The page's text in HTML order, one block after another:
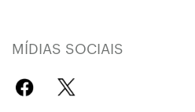
MÍDIAS SOCIAIS